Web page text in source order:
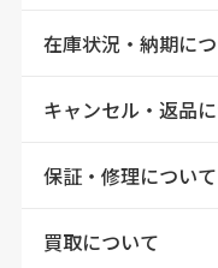
在庫状況・納期に
キャンセル・返品
保証・修理について
買取について